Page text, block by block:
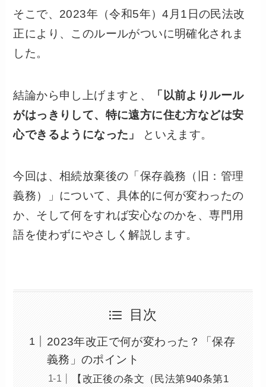
そこで、2023年（令和5年）4月1日の民法改
正により、このルールがついに明確化されま
した。
結論から申し上げますと、
「以前よりルール
がはっきりして、特に遠方に住む方などは安
心できるようになった」
といえます。
今回は、相続放棄後の「保存義務（旧：管理
義務）」について、具体的に何が変わったの
か、そして何をすれば安心なのかを、専門用
語を使わずにやさしく解説します。
目次
2023年改正で何が変わった？「保存
義務」のポイント
【改正後の条文（民法第940条第1